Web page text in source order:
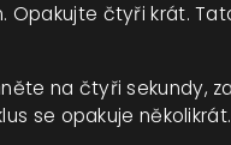
Opakujte čtyři krát.
na čtyři sekundy,
se opakuje